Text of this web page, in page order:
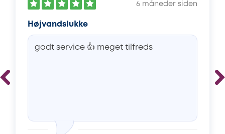
6 måneder siden
Højvandslukke
godt service 👍 meget tilfreds